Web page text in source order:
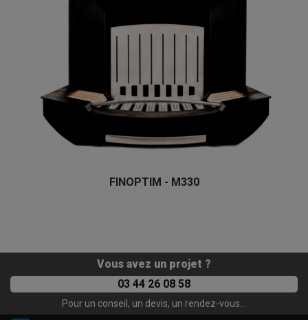
FINOPTIM - M330
Vous avez un projet ?
03 44 26 08 58
Pour un conseil, un devis, un rendez-vous...